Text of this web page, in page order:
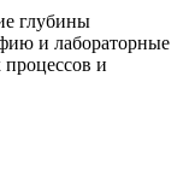
глубины
и лабораторные
и